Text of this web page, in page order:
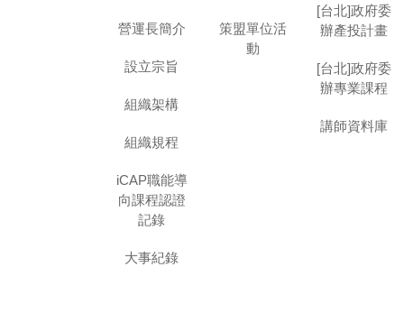
營運長簡介
設立宗旨
組織架構
組織規程
iCAP職能導
向課程認證
記錄
大事紀錄
策盟單位活
動
[台北]政府委
辦產投計畫
[台北]政府委
辦專業課程
講師資料庫